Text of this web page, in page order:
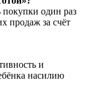
один раз
продаж за счёт
и
насилию